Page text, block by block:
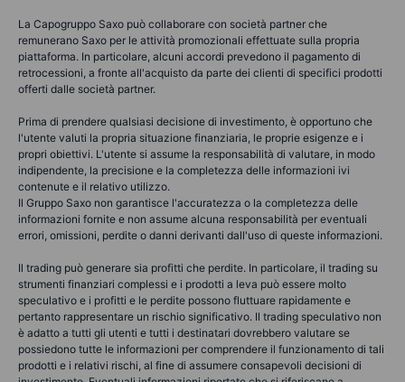
La Capogruppo Saxo può collaborare con società partner che
remunerano Saxo per le attività promozionali effettuate sulla propria
piattaforma. In particolare, alcuni accordi prevedono il pagamento di
retrocessioni, a fronte all'acquisto da parte dei clienti di specifici prodotti
offerti dalle società partner.
Prima di prendere qualsiasi decisione di investimento, è opportuno che
l'utente valuti la propria situazione finanziaria, le proprie esigenze e i
propri obiettivi. L'utente si assume la responsabilità di valutare, in modo
indipendente, la precisione e la completezza delle informazioni ivi
contenute e il relativo utilizzo.
Il Gruppo Saxo non garantisce l'accuratezza o la completezza delle
informazioni fornite e non assume alcuna responsabilità per eventuali
errori, omissioni, perdite o danni derivanti dall'uso di queste informazioni.
Il trading può generare sia profitti che perdite. In particolare, il trading su
strumenti finanziari complessi e i prodotti a leva può essere molto
speculativo e i profitti e le perdite possono fluttuare rapidamente e
pertanto rappresentare un rischio significativo. Il trading speculativo non
è adatto a tutti gli utenti e tutti i destinatari dovrebbero valutare se
possiedono tutte le informazioni per comprendere il funzionamento di tali
prodotti e i relativi rischi, al fine di assumere consapevoli decisioni di